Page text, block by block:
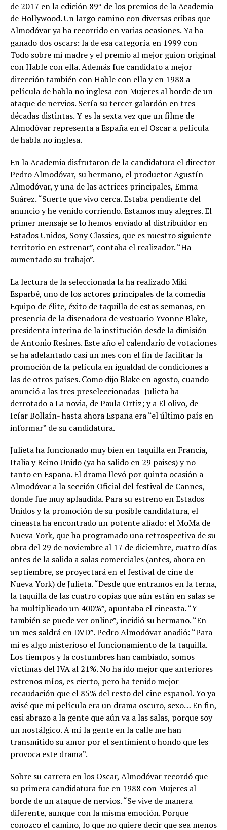
de 2017 en la edición 89ª de los premios de la Academia
de Hollywood. Un largo camino con diversas cribas que
Almodóvar ya ha recorrido en varias ocasiones. Ya ha
ganado dos oscars: la de esa categoría en 1999 con
Todo sobre mi madre y el premio al mejor guion original
con Hable con ella. Además fue candidato a mejor
dirección también con Hable con ella y en 1988 a
película de habla no inglesa con Mujeres al borde de un
ataque de nervios. Sería su tercer galardón en tres
décadas distintas. Y es la sexta vez que un filme de
Almodóvar representa a España en el Oscar a película
de habla no inglesa.
En la Academia disfrutaron de la candidatura el director
Pedro Almodóvar, su hermano, el productor Agustín
Almodóvar, y una de las actrices principales, Emma
Suárez. “Suerte que vivo cerca. Estaba pendiente del
anuncio y he venido corriendo. Estamos muy alegres. El
primer mensaje se lo hemos enviado al distribuidor en
Estados Unidos, Sony Classics, que es nuestro siguiente
territorio en estrenar”, contaba el realizador. “Ha
aumentado su trabajo”.
La lectura de la seleccionada la ha realizado Miki
Esparbé, uno de los actores principales de la comedia
Equipo de élite, éxito de taquilla de estas semanas, en
presencia de la diseñadora de vestuario Yvonne Blake,
presidenta interina de la institución desde la dimisión
de Antonio Resines. Este año el calendario de votaciones
se ha adelantado casi un mes con el fin de facilitar la
promoción de la película en igualdad de condiciones a
las de otros países. Como dijo Blake en agosto, cuando
anunció a las tres preseleccionadas -Julieta ha
derrotado a La novia, de Paula Ortiz; y a El olivo, de
Icíar Bollaín- hasta ahora España era “el último país en
informar” de su candidatura.
Julieta ha funcionado muy bien en taquilla en Francia,
Italia y Reino Unido (ya ha salido en 29 paises) y no
tanto en España. El drama llevó por quinta ocasión a
Almodóvar a la sección Oficial del festival de Cannes,
donde fue muy aplaudida. Para su estreno en Estados
Unidos y la promoción de su posible candidatura, el
cineasta ha encontrado un potente aliado: el MoMa de
Nueva York, que ha programado una retrospectiva de su
obra del 29 de noviembre al 17 de diciembre, cuatro días
antes de la salida a salas comerciales (antes, ahora en
septiembre, se proyectará en el festival de cine de
Nueva York) de Julieta. “Desde que entramos en la terna,
la taquilla de las cuatro copias que aún están en salas se
ha multiplicado un 400%”, apuntaba el cineasta. “Y
también se puede ver online”, incidió su hermano. “En
un mes saldrá en DVD”. Pedro Almodóvar añadió: “Para
mi es algo misterioso el funcionamiento de la taquilla.
Los tiempos y la costumbres han cambiado, somos
víctimas del IVA al 21%. No ha ido mejor que anteriores
estrenos míos, es cierto, pero ha tenido mejor
recaudación que el 85% del resto del cine español. Yo ya
avisé que mi película era un drama oscuro, sexo… En fin,
casi abrazo a la gente que aún va a las salas, porque soy
un nostálgico. A mí la gente en la calle me han
transmitido su amor por el sentimiento hondo que les
provoca este drama”.
Sobre su carrera en los Oscar, Almodóvar recordó que
su primera candidatura fue en 1988 con Mujeres al
borde de un ataque de nervios. “Se vive de manera
diferente, aunque con la misma emoción. Porque
conozco el camino, lo que no quiere decir que sea menos